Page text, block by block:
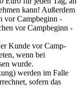
kann! Außerdem
vor Campbeginn -
vor Campbeginn -